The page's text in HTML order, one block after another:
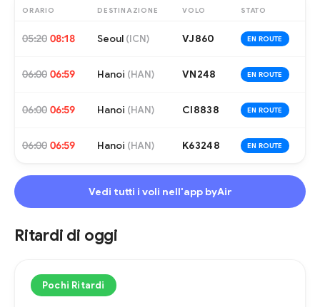
ORARIO DESTINAZIONE VOLO STATO
05:20 08:18 Seoul (ICN) VJ860 EN ROUTE
06:00 06:59 Hanoi (HAN) VN248 EN ROUTE
06:00 06:59 Hanoi (HAN) CI8838 EN ROUTE
06:00 06:59 Hanoi (HAN) K63248 EN ROUTE
Vedi tutti i voli nell'app byAir
Ritardi di oggi
Pochi Ritardi